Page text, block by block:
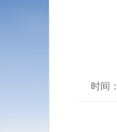
时间